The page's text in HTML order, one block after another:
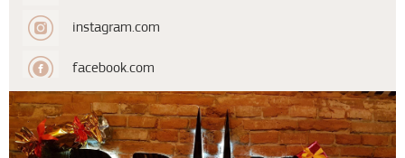
instagram.com
facebook.com